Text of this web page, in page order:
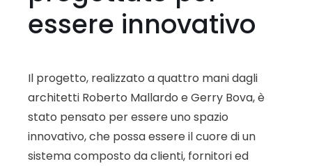
essere innovativo
Il progetto, realizzato a quattro mani dagli
architetti Roberto Mallardo e Gerry Bova, è
stato pensato per essere uno spazio
innovativo, che possa essere il cuore di un
sistema composto da clienti, fornitori ed